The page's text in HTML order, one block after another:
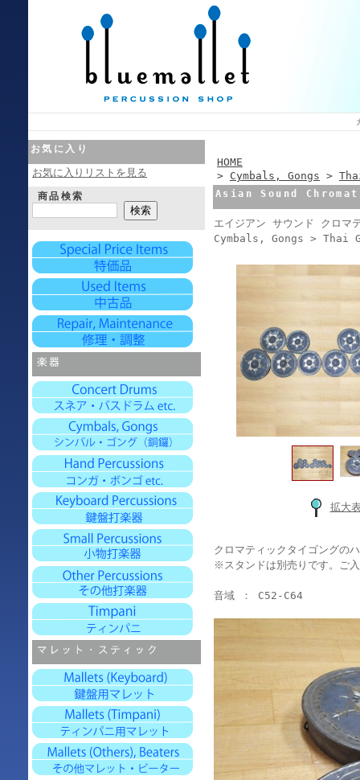
お気に入り
お気に入りリストを見る
商品検索
HOME
> Cymbals, Gongs >
Asian Sound
エイジアン サウンド クロマ
Cymbals, Gongs > Thai
拡大
クロマティックタイゴングの
※スタンドは別売りです。ご
音域 ： C52-C64